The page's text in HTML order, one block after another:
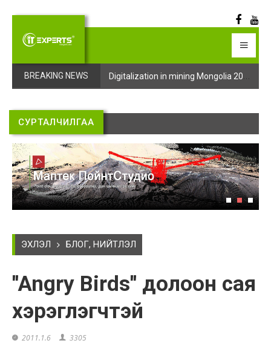
BREAKING NEWS
Digitalization in mining Mongolia 2025 арга хэмжээний бүртгэл эхэллээ Digitalization in mining Mongolia 2025 арга хэмжээний бүртгэл эхэллээ
СУРТАЛЧИЛГАА
ЭХЛЭЛ БЛОГ, НИЙТЛЭЛ
''Angry Birds'' долоон сая
хэрэглэгчтэй
2011.1.6 3305